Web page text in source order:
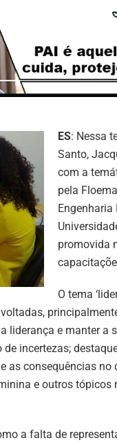
ES: Nessa
Santo,
com a
pela
promovida
O tema
liderança e manter a
incertezas;
as consequências
e outros
a falta de